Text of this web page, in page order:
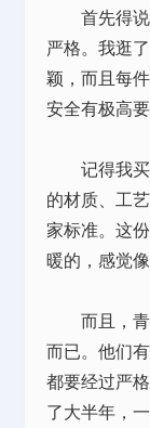
首先得说
严格。我逛
颖，而且每
安全有极高
记得我买
的材质、工
家标准。这
暖的，感觉
而且，青
而已。他们
都要经过严
了大半年，